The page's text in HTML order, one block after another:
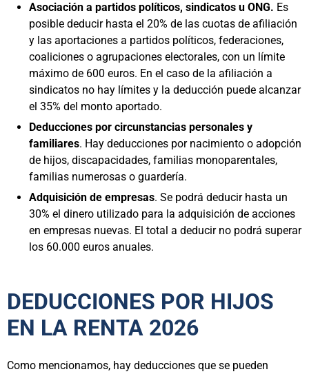
Asociación a partidos políticos, sindicatos u ONG. Es
posible deducir hasta el 20% de las cuotas de afiliación
y las aportaciones a partidos políticos, federaciones,
coaliciones o agrupaciones electorales, con un límite
máximo de 600 euros. En el caso de la afiliación a
sindicatos no hay límites y la deducción puede alcanzar
el 35% del monto aportado.
Deducciones por circunstancias personales y
familiares. Hay deducciones por nacimiento o adopción
de hijos, discapacidades, familias monoparentales,
familias numerosas o guardería.
Adquisición de empresas. Se podrá deducir hasta un
30% el dinero utilizado para la adquisición de acciones
en empresas nuevas. El total a deducir no podrá superar
los 60.000 euros anuales.
DEDUCCIONES POR HIJOS
EN LA RENTA 2026
Como mencionamos, hay deducciones que se pueden